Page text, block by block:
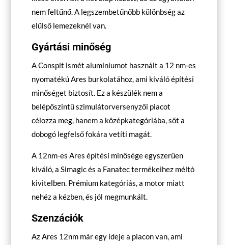
nem feltűnő. A legszembetűnőbb különbség az
elülső lemezeknél van.
Gyártási minőség
A Conspit ismét alumíniumot használt a 12 nm-es
nyomatékú Ares burkolatához, ami kiváló építési
minőséget biztosít. Ez a készülék nem a
belépőszintű szimulátorversenyzői piacot
célozza meg, hanem a középkategóriába, sőt a
dobogó legfelső fokára vetíti magát.
A 12nm-es Ares építési minősége egyszerűen
kiváló, a Simagic és a Fanatec termékeihez méltó
kivitelben. Prémium kategóriás, a motor miatt
nehéz a kézben, és jól megmunkált.
Szenzációk
Az Ares 12nm már egy ideje a piacon van, ami